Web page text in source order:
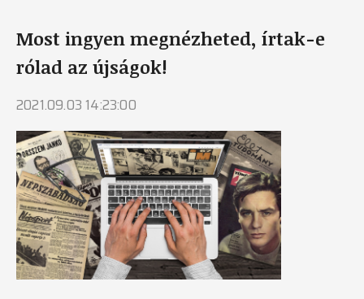
Most ingyen megnézheted, írtak-e
rólad az újságok!
2021.09.03 14:23:00